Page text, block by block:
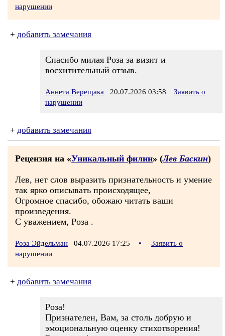
нарушении
+ добавить замечания
Спасибо милая Роза за визит и
восхитительный отзыв.
Аннета Верещака 20.07.2026 03:58
Заявить о
нарушении
+ добавить замечания
Рецензия на «Уникальный филин» (Лев Баскин)
Лев, нет слов выразить признательность и умение
так ярко описывать происходящее,
Огромное спасибо, обожаю читать ваши
произведения.
С уважением, Роза .
Роза Эйдельман 04.07.2026 17:25 •
Заявить о
нарушении
+ добавить замечания
Роза!
Признателен, Вам, за столь добрую и
эмоциональную оценку стихотворения!